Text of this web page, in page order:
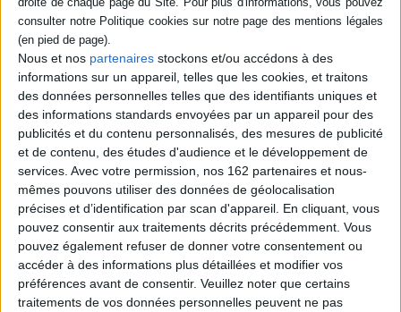
Nous et nos partenaires stockons et/ou accédons à des
informations sur un appareil, telles que les cookies, et traitons
des données personnelles telles que des identifiants uniques et
des informations standards envoyées par un appareil pour des
publicités et du contenu personnalisés, des mesures de publicité
et de contenu, des études d'audience et le développement de
services. Avec votre permission, nos 162 partenaires et nous-
mêmes pouvons utiliser des données de géolocalisation
précises et d’identification par scan d'appareil. En cliquant, vous
pouvez consentir aux traitements décrits précédemment. Vous
pouvez également refuser de donner votre consentement ou
accéder à des informations plus détaillées et modifier vos
préférences avant de consentir. Veuillez noter que certains
traitements de vos données personnelles peuvent ne pas
Le
Enfin la 6e !
Auteur :Fabrice Colin
Éditeur :Play Bac
6,99 €
La sixième
Morgenstern
Éditeur :Ecole des loisirs
6,50 €